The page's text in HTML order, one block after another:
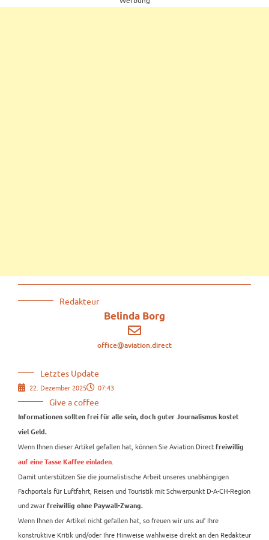
Redakteur
Belinda Borg
office@aviation.direct
Letztes Update
22. Dezember 2025 07:43
Give a coffee
Informationen sollten frei für alle sein, doch guter Journalismus kostet
viel Geld.
Wenn Ihnen dieser Artikel gefallen hat, können Sie Aviation.Direct freiwillig
auf eine Tasse Kaffee einladen
Damit unterstützen Sie die journalistische Arbeit unseres unabhängigen
Fachportals für Luftfahrt, Reisen und Touristik mit Schwerpunkt D-A-CH-Region
und zwar freiwillig ohne Paywall-Zwang.
Wenn Ihnen der Artikel nicht gefallen hat, so freuen wir uns auf Ihre
konstruktive Kritik und/oder Ihre Hinweise wahlweise direkt an den Redakteur